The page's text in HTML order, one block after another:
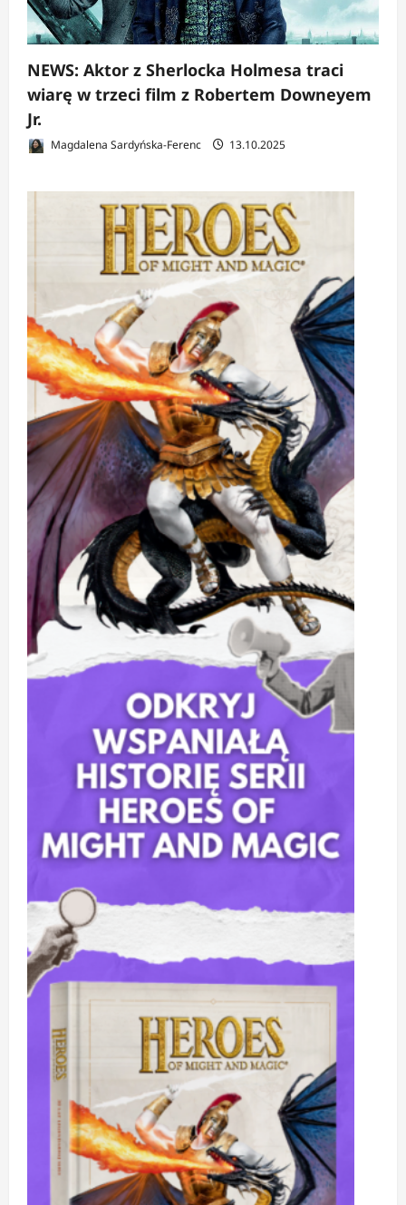
NEWS: Aktor z Sherlocka Holmesa traci
wiarę w trzeci film z Robertem Downeyem
Jr.
Magdalena Sardyńska-Ferenc 13.10.2025